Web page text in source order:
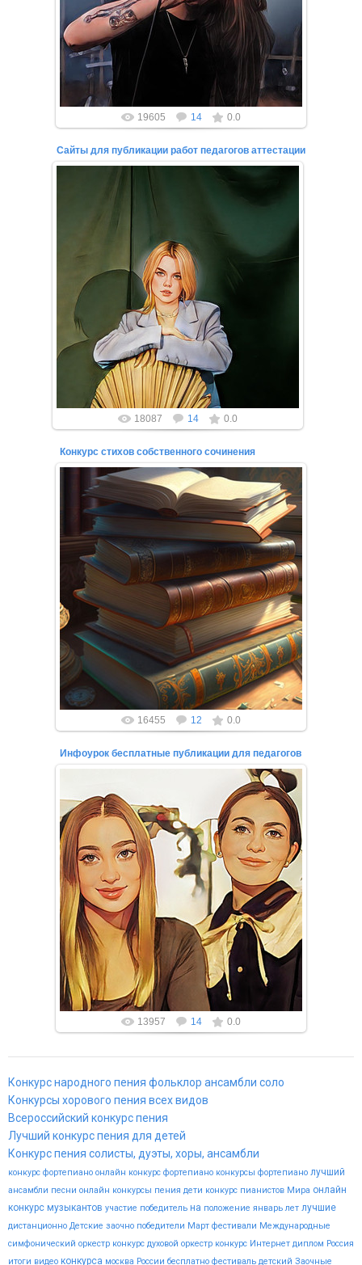
19605 14 0.0
Сайты для публикации работ педагогов аттестации
Если вы прямо сейчас ищите сайты для публикации
работ педагогов для аттестации, то вы нашли то,
18087 14 0.0
Конкурс стихов собственного сочинения
18.03.2023
Приглашаем вас принять участие в Международном
онлайн-конкурсе по стихотворению! Всероссийский
онлайн-конкурс проводи...
16455 12 0.0
Инфоурок бесплатные публикации для педагогов
Вы подготовили свой инфоурок в напечатанном виде
или видео формате? Вы можете сделать
публикацию в одном из наших эле...
13957 14 0.0
Конкурс народного пения фольклор ансамбли соло
Конкурсы хорового пения всех видов
Всероссийский конкурс пения
Лучший конкурс пения для детей
Конкурс пения солисты, дуэты, хоры, ансамбли
конкурс фортепиано онлайн конкурс фортепиано конкурсы фортепиано лучший
ансамбли песни онлайн конкурсы пения дети конкурс пианистов Мира онлайн
конкурс музыкантов участие победитель на положение январь лет лучшие
дистанционно Детские заочно победители Март фестивали Международные
симфонический оркестр конкурс духовой оркестр конкурс Интернет диплом Россия
итоги видео конкурса москва России бесплатно фестиваль детский Заочные